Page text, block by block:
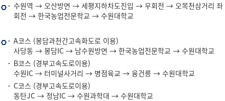
수
원
방
면
수원역 → 오산방면 → 세평지하차도진입 → 우회전 → 오목천삼거리 좌
회전 → 한국농업전문학교 → 수원대학교
서
울
방
면
A코스 (봉담과천간고속화도로 이용)
사당동 → 봉담IC → 남수원방면 → 한국농업전문학교 → 수원대학교
B코스 (경부고속도로이용)
수원IC → 터미널사거리 → 병점육교 → 융건릉 → 수원대학교
C코스 (경부고속도로이용)
동탄JC → 정남IC → 수원과학대 → 수원대학교